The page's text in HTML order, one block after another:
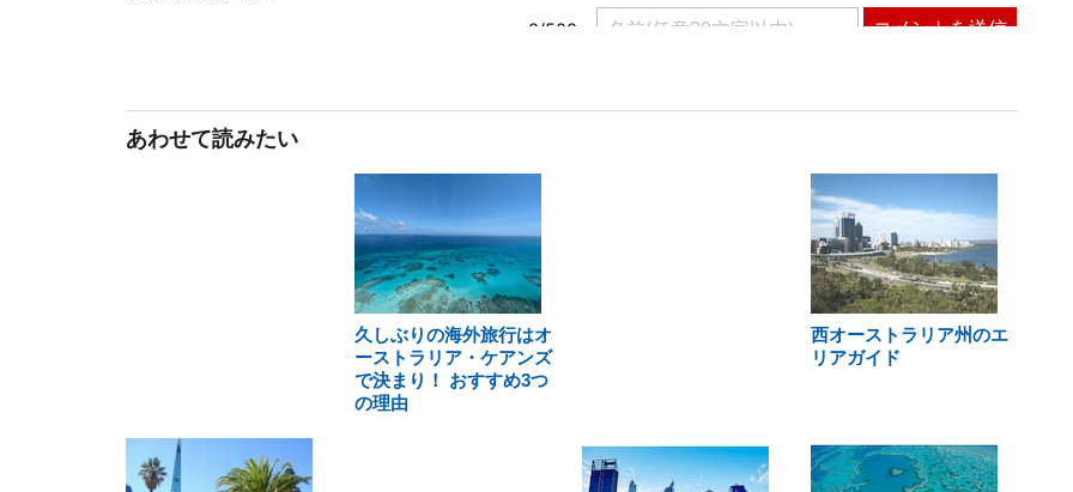
あわせて読みたい
久しぶりの海外旅行はオ
ーストラリア・ケアンズ
で決まり！ おすすめ3つ
の理由
西オーストラリア州のエ
リアガイド